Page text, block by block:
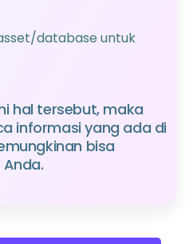
database untuk
hal tersebut, maka
informasi yang ada di
bisa